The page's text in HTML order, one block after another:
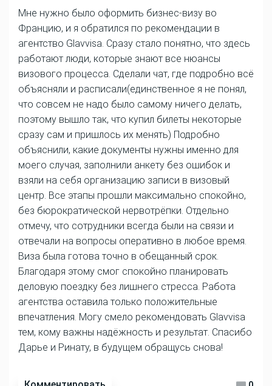
Мне нужно было оформить бизнес-визу во
Францию, и я обратился по рекомендации в
агентство Glavvisa. Сразу стало понятно, что здесь
работают люди, которые знают все нюансы
визового процесса. Сделали чат, где подробно всё
объясняли и расписали(единственное я не понял,
что совсем не надо было самому ничего делать,
поэтому вышло так, что купил билеты некоторые
сразу сам и пришлось их менять) Подробно
объяснили, какие документы нужны именно для
моего случая, заполнили анкету без ошибок и
взяли на себя организацию записи в визовый
центр. Все этапы прошли максимально спокойно,
без бюрократической нервотрёпки. Отдельно
отмечу, что сотрудники всегда были на связи и
отвечали на вопросы оперативно в любое время.
Виза была готова точно в обещанный срок.
Благодаря этому смог спокойно планировать
деловую поездку без лишнего стресса. Работа
агентства оставила только положительные
впечатления. Могу смело рекомендовать Glavvisa
тем, кому важны надёжность и результат. Спасибо
Дарье и Ринату, в будущем обращусь снова!